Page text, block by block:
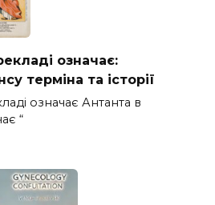
означає:
терміна та історії
означає Антанта в
“